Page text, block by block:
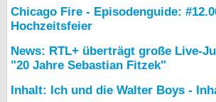
Chicago Fire - Episodenguide:
Hochzeitsfeier
News: RTL+ überträgt große Live-
"20 Jahre Sebastian Fitzek"
Inhalt: Ich und die Walter Boys -